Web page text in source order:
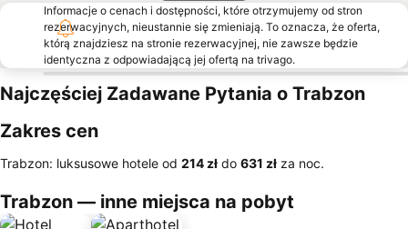
Informacje o cenach i dostępności, które otrzymujemy od stron
rezerwacyjnych, nieustannie się zmieniają. To oznacza, że oferta,
którą znajdziesz na stronie rezerwacyjnej, nie zawsze będzie
identyczna z odpowiadającą jej ofertą na trivago.
Najczęściej Zadawane Pytania o Trabzon
Zakres cen
Trabzon: luksusowe hotele od ‎214 zł do ‎631 zł za noc.
Trabzon — inne miejsca na pobyt